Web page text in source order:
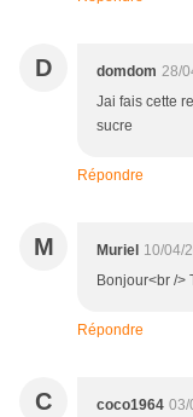
D domdom 28/
Jai fais cette
sucre
Répondre
M Muriel 10/04/
Bonjour<br />
Répondre
C coco1964 03/